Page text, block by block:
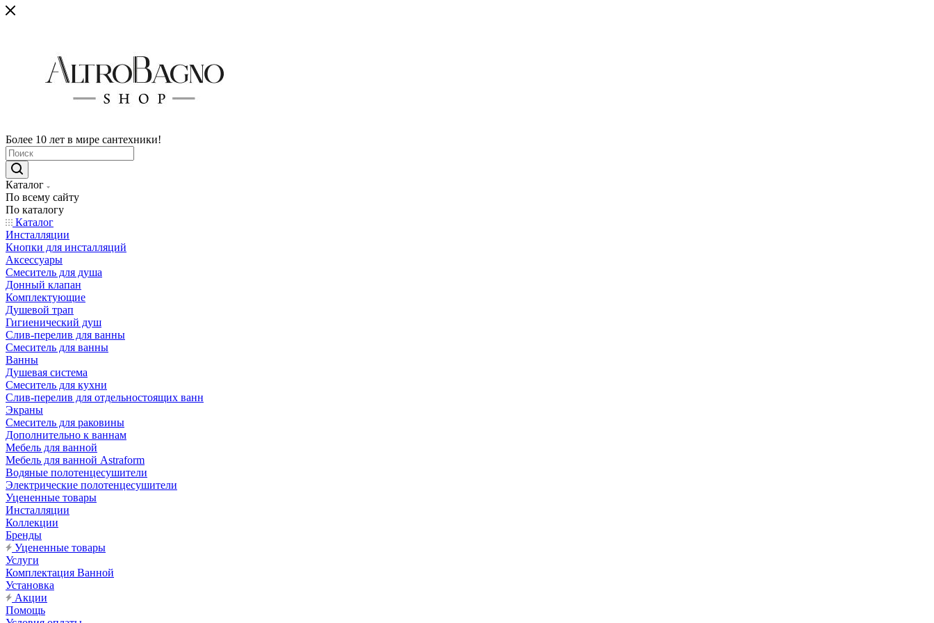
Более 10 лет в мире сантехники!
Каталог
По всему сайту
По каталогу
Каталог
Инсталляции
Кнопки для инсталляций
Аксессуары
Смеситель для душа
Донный клапан
Комплектующие
Душевой трап
Гигиенический душ
Слив-перелив для ванны
Смеситель для ванны
Ванны
Душевая система
Смеситель для кухни
Слив-перелив для отдельностоящих ванн
Экраны
Смеситель для раковины
Дополнительно к ваннам
Мебель для ванной
Мебель для ванной Astraform
Водяные полотенцесушители
Электрические полотенцесушители
Уцененные товары
Инсталляции
Коллекции
Бренды
Уцененные товары
Услуги
Комплектация Ванной
Установка
Акции
Помощь